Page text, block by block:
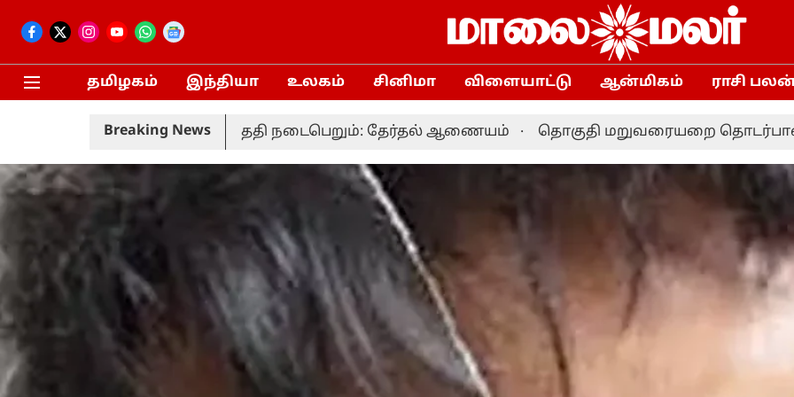
தமிழகம் இந்தியா உலகம் சினிமா விளையாட்டு ஆன்மிகம் ராசி
Breaking News
வரும் 20-ம் தேதி நடைபெறும்: தேர்தல் ஆணையம் தொகுதி மறுவரையறை தொடர்பான ஆலோசனை: